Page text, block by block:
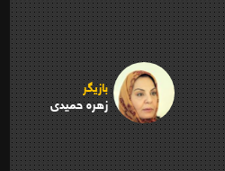
بازیگر
زهره حمیدی